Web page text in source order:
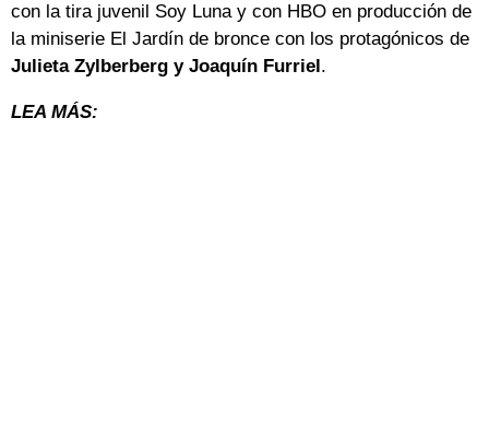
con la tira juvenil Soy Luna y con HBO en producción de
la miniserie El Jardín de bronce con los protagónicos de
Julieta Zylberberg y Joaquín Furriel .
LEA MÁS: